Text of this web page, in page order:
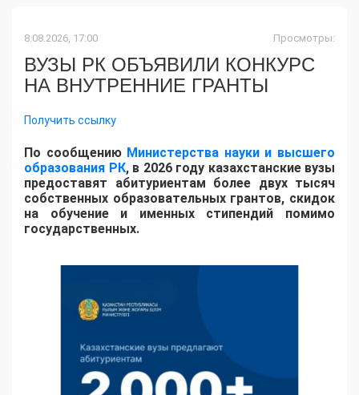
8.08.2026, 17:00 Просмотры:
ВУЗЫ РК ОБЪЯВИЛИ КОНКУРС
НА ВНУТРЕННИЕ ГРАНТЫ
Получить ссылку
По сообщению Министерства науки и высшего
образования РК, в 2026 году казахстанские вузы
предоставят абитуриентам более двух тысяч
собственных образовательных грантов, скидок
на обучение и именных стипендий помимо
государственных.